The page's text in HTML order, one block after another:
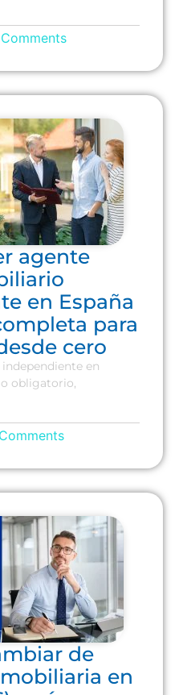
agente
en España
para
cero
en
obligatorio,
de
en